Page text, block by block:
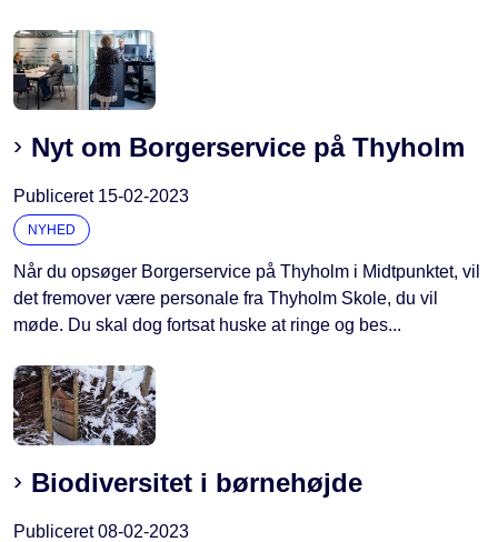
Nyt om Borgerservice på Thyholm
Publiceret 15-02-2023
NYHED
Når du opsøger Borgerservice på Thyholm i Midtpunktet, vil
det fremover være personale fra Thyholm Skole, du vil
møde. Du skal dog fortsat huske at ringe og bes...
Biodiversitet i børnehøjde
Publiceret08-02-2023